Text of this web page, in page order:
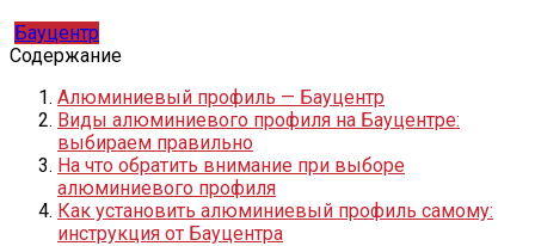
Бауцентр
Содержание
Алюминиевый профиль — Бауцентр
Виды алюминиевого профиля на Бауцентре:
выбираем правильно
На что обратить внимание при выборе
алюминиевого профиля
Как установить алюминиевый профиль самому:
инструкция от Бауцентра